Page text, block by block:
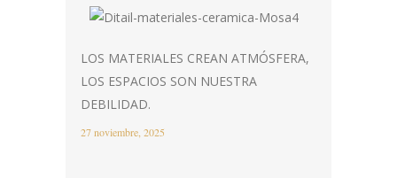
LOS MATERIALES CREAN ATMÓSFERA,
LOS ESPACIOS SON NUESTRA
DEBILIDAD.
27 noviembre, 2025